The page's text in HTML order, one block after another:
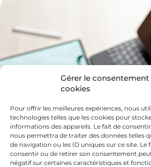
Gérer le consentement
cookies
Pour offrir les meilleures expériences, nous
technologies telles que les cookies pour
informations des appareils. Le fait de
nous permettra de traiter des données telles
de navigation ou les ID uniques sur ce site. Le
consentir ou de retirer son consentement
négatif sur certaines caractéristiques et